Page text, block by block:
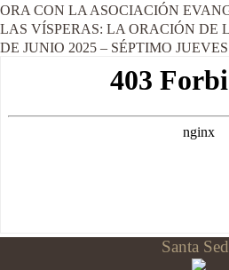
ORA CON LA ASOCIACIÓN
LAS VÍSPERAS: LA ORACIÓN DE
DE JUNIO 2025 – SÉPTIMO
Santa